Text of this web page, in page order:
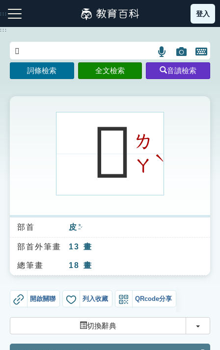
到
主
:::
注音索引圖示 筆畫索引圖示 部首索引表圖示
索引選單
知識索引
單字索引
登入
:::
語
言
搜
示
圖
片
搜
開
鍵
圖
詞條檢索 全文檢索 音讀檢索
𥀥ㄌ
ㄚˋ
部首 皮 ㄆㄧˊ
部首外筆畫 13 畫
總筆畫 18 畫
開啟關聯 列入收藏 QRcode分享
切換辭典 切換